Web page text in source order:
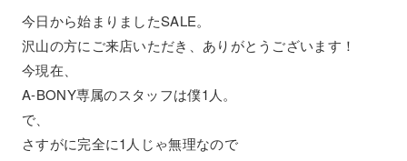
今日から始まりましたSALE。
沢山の方にご来店いただき、ありがとうございます！
今現在、
A-BONY専属のスタッフは僕1人。
で、
さすがに完全に1人じゃ無理なので